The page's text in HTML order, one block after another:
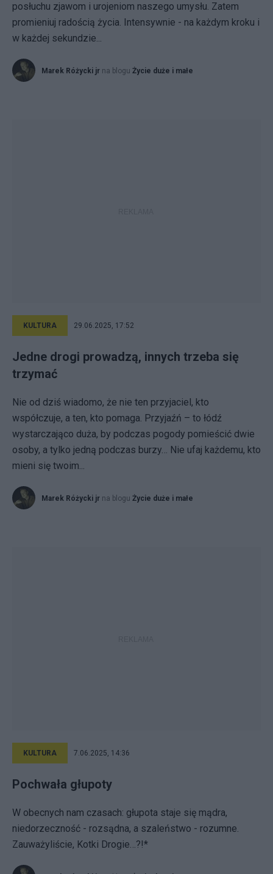
posłuchu zjawom i urojeniom naszego umysłu. Zatem
promieniuj radością życia. Intensywnie - na każdym kroku i
w każdej sekundzie...
Marek Różycki jr na blogu Życie duże i małe
KULTURA 29.06.2025, 17:52
Jedne drogi prowadzą, innych trzeba się
trzymać
Nie od dziś wiadomo, że nie ten przyjaciel, kto
współczuje, a ten, kto pomaga. Przyjaźń – to łódź
wystarczająco duża, by podczas pogody pomieścić dwie
osoby, a tylko jedną podczas burzy… Nie ufaj każdemu, kto
mieni się twoim...
Marek Różycki jr na blogu Życie duże i małe
KULTURA 7.06.2025, 14:36
Pochwała głupoty
W obecnych nam czasach: głupota staje się mądra,
niedorzeczność - rozsądna, a szaleństwo - rozumne.
Zauważyliście, Kotki Drogie…?!*